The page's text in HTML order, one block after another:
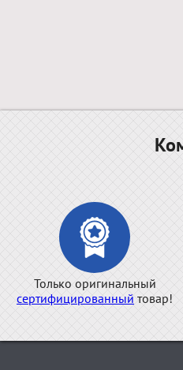
Только оригинальный
сертифицированный товар!